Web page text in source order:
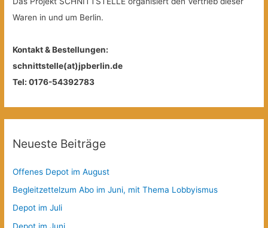
Waren in und um Berlin.
Kontakt & Bestellungen:
schnittstelle(at)jpberlin.de
Tel: 0176-54392783
Neueste Beiträge
Offenes Depot im August
Begleitzettelzum Abo im Juni, mit Thema Lobbyismus
Depot im Juli
Depot im Juni